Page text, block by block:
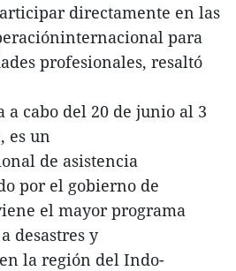
directamente en las
para
profesionales, resaltó
a cabo del 20 de junio al 3
es un
de asistencia
por el gobierno de
el mayor programa
desastres y
la región del Indo-